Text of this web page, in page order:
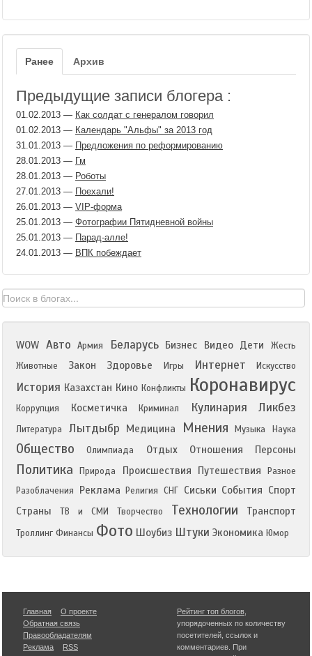
Ранее Архив
Предыдущие записи блогера :
01.02.2013 — Как солдат с генералом говорил
01.02.2013 — Календарь "Альфы" за 2013 год
31.01.2013 — Предложения по реформированию
28.01.2013 — Гм
28.01.2013 — Роботы
27.01.2013 — Поехали!
26.01.2013 — VIP-форма
25.01.2013 — Фотографии Пятидневной войны
25.01.2013 — Парад-алле!
24.01.2013 — ВПК побеждает
WOW Авто Армия Беларусь Бизнес Видео Дети
Жесть
Животные
Закон Здоровье Игры Интернет Искусство
История Казахстан Кино Конфликты Коронавирус
Коррупция Косметичка Криминал Кулинария Ликбез
Литература Лытдыбр Медицина Мнения Музыка Наука
Общество Олимпиада Отдых Отношения Персоны
Политика Природа Происшествия Путешествия
Разное
Разоблачения
Реклама Религия СНГ Сиськи События Спорт
Страны
ТВ и СМИ Творчество Технологии Транспорт
Троллинг Финансы Фото Шоубиз Штуки Экономика Юмор
Главная
О проекте
Обратная связь
Правообладателям
Реклама
RSS
Рейтинг топ блогов
упорядоченных по количеству
посетителей, ссылок и
комментариев. При